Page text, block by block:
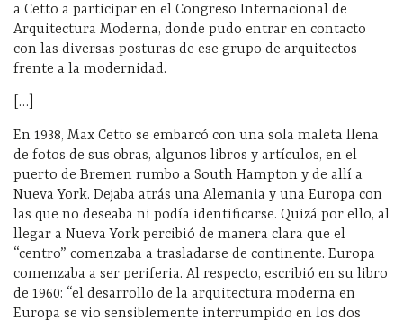
a Cetto a participar en el Congreso Internacional de
Arquitectura Moderna, donde pudo entrar en contacto
con las diversas posturas de ese grupo de arquitectos
frente a la modernidad.
[…]
En 1938, Max Cetto se embarcó con una sola maleta llena
de fotos de sus obras, algunos libros y artículos, en el
puerto de Bremen rumbo a South Hampton y de allí a
Nueva York. Dejaba atrás una Alemania y una Europa con
las que no deseaba ni podía identificarse. Quizá por ello, al
llegar a Nueva York percibió de manera clara que el
“centro” comenzaba a trasladarse de continente. Europa
comenzaba a ser periferia. Al respecto, escribió en su libro
de 1960: “el desarrollo de la arquitectura moderna en
Europa se vio sensiblemente interrumpido en los dos